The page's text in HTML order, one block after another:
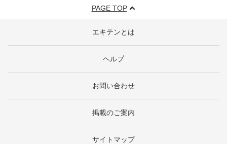
PAGE TOP
エキテンとは
ヘルプ
お問い合わせ
掲載のご案内
サイトマップ